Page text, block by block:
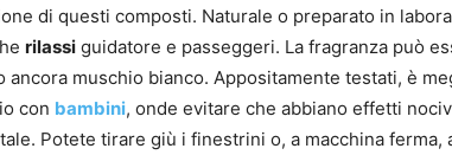
di questi composti. Naturale o preparato in
rilassi guidatore e passeggeri. La fragranza può
ancora muschio bianco. Appositamente testati, è
con bambini, onde evitare che abbiano effetti
Potete tirare giù i finestrini o, a macchina ferma,